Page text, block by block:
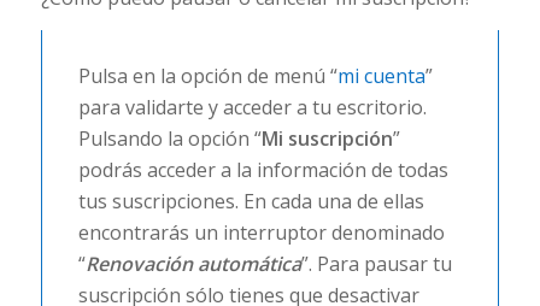
Pulsa en la opción de menú “mi cuenta”
para validarte y acceder a tu escritorio.
Pulsando la opción “Mi suscripción”
podrás acceder a la información de todas
tus suscripciones. En cada una de ellas
encontrarás un interruptor denominado
“Renovación automática”. Para pausar tu
suscripción sólo tienes que desactivar